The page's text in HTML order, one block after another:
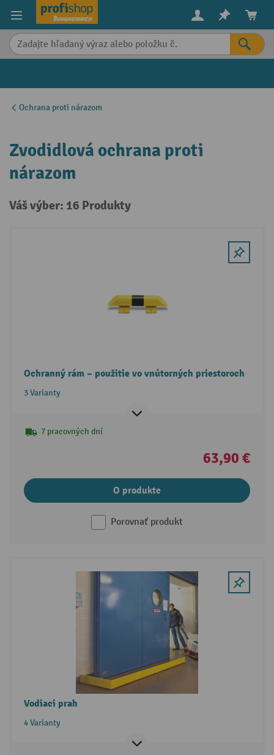
content
Ochrana proti nárazom
Zvodidlová ochrana proti
nárazom
Váš výber: 16 Produkty
Ochranný rám – použitie vo vnútorných priestoroch
3 Varianty
7 pracovných dní
63,90 €
O produkte
Porovnať produkt
Vodiaci prah
4 Varianty